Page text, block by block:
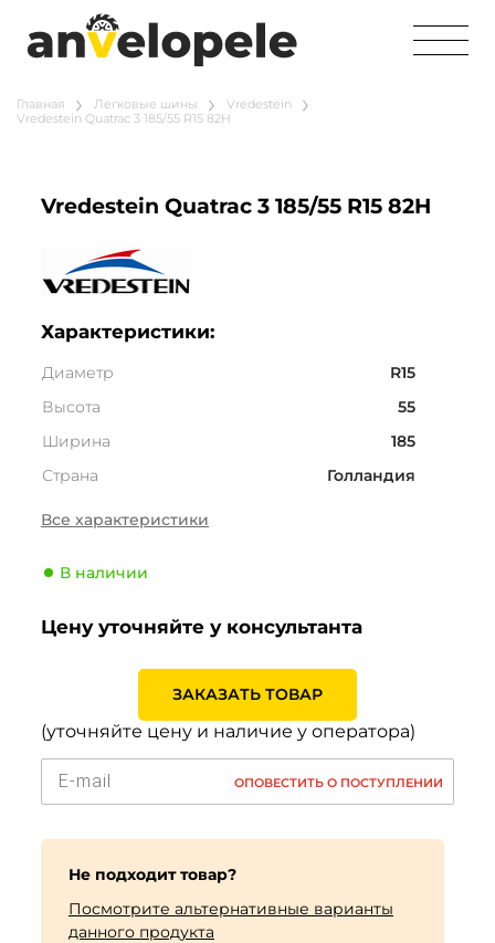
Главная Легковые шины
Vredestein
Vredestein Quatrac 3 185/55 R15 82H
Vredestein Quatrac 3 185/55 R15 82H
Характеристики:
Диаметр
R15
Высота
55
Ширина
185
Страна
Голландия
Сезонность
средства
Индекс скорости
H (210 км/ч)
Индекс нагрузки
82 (475кг)
Все характеристики
В наличии
Цену уточняйте у консультанта
ЗАКАЗАТЬ ТОВАР
(уточняйте цену и наличие у оператора)
ОПОВЕСТИТЬ О ПОСТУПЛЕНИИ
Не подходит товар?
Посмотрите альтернативные варианты
данного продукта